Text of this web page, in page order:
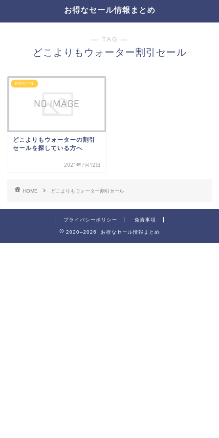
お得なセール情報まとめ
― TAG ―
どこよりもウォーター割引セール
割引セール
どこよりもウォーターの割引
セールを探している方へ
2021年7月12日
HOME どこよりもウォーター割引セール
プライバシーポリシー 免責事項
2020–2026 お得なセール情報まとめ